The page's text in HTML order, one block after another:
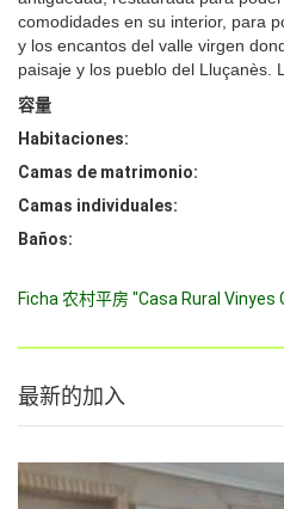
comodidades en su interior, para
y los encantos del valle virgen
paisaje y los pueblo del Lluçanès.
容量
Habitaciones:
Camas de matrimonio:
Camas individuales:
Baños:
Ficha 农村平房 "Casa Rural Vinyes
最新的加入